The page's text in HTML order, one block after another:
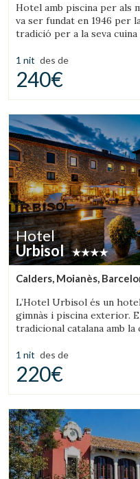
Hotel amb piscina per als
va ser fundat en 1946 per
tradició per a la seva
1 nit des de
240€
Hotel
Urbisol
Calders, Moianès,
L’Hotel Urbisol és un
gimnàs i piscina exterior.
tradicional catalana amb
1 nit des de
220€